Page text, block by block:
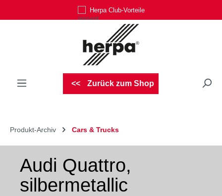
Zum Hauptinhalt springenHerpa Club-Vorteile
Zurück zum Shop
Produkt-Archiv Cars & Trucks
Audi Quattro,
silbermetallic